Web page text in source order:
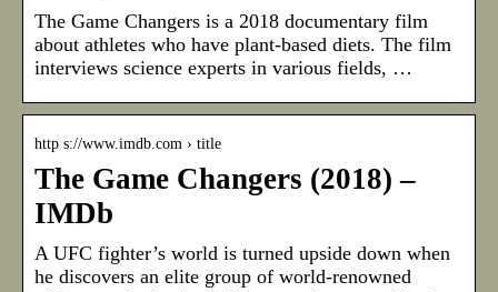
The Game Changers is a 2018 documentary film
about athletes who have plant-based diets. The film
interviews science experts in various fields, …
http s://www.imdb.com › title
The Game Changers (2018) –
IMDb
A UFC fighter’s world is turned upside down when
he discovers an elite group of world-renowned